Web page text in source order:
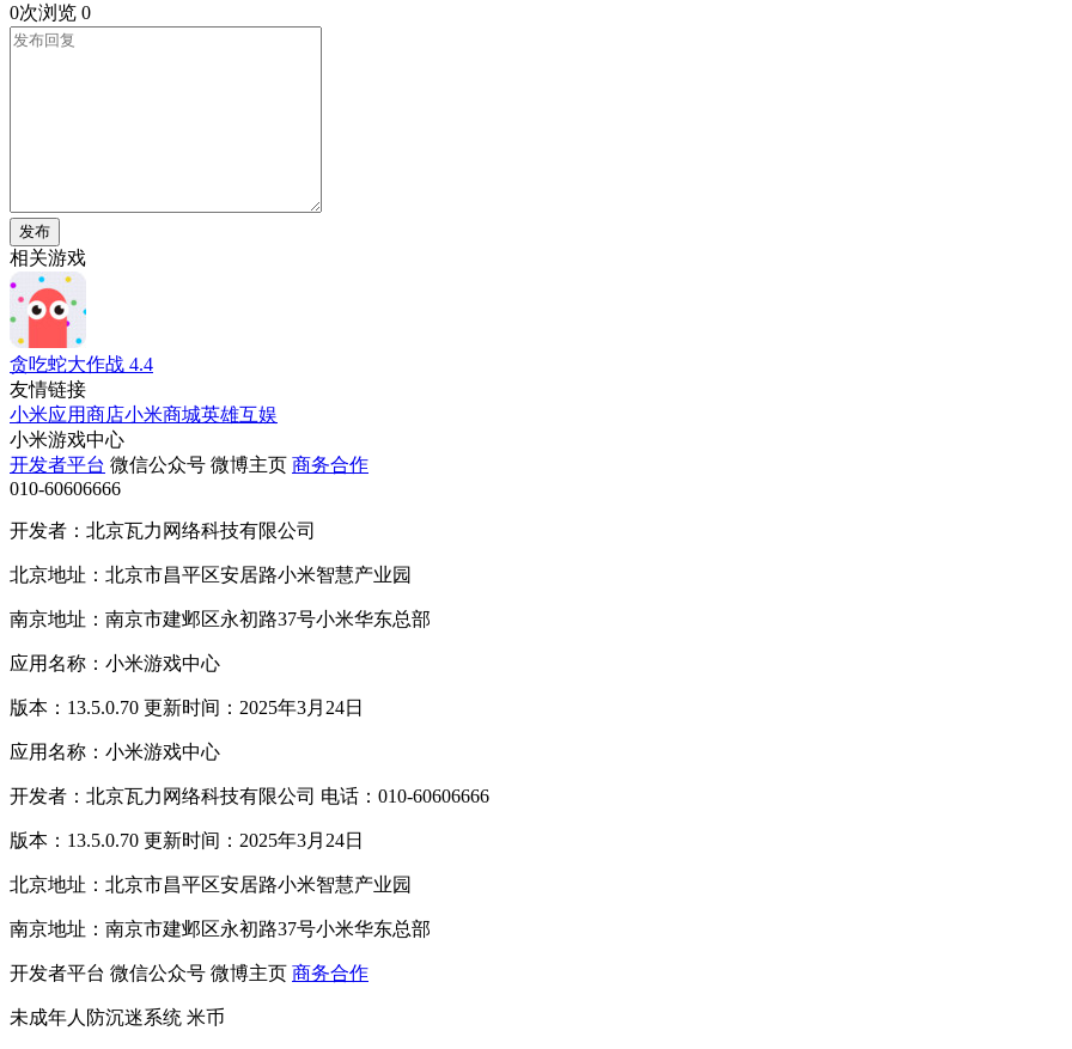
0次浏览 0
发布
相关游戏
贪吃蛇大作战 4.4
友情链接
小米应用商店小米商城英雄互娱
小米游戏中心
开发者平台 微信公众号 微博主页 商务合作
010-60606666
开发者：北京瓦力网络科技有限公司
北京地址：北京市昌平区安居路小米智慧产业园
南京地址：南京市建邺区永初路37号小米华东总部
应用名称：小米游戏中心
版本：13.5.0.70 更新时间：2025年3月24日
应用名称：小米游戏中心
开发者：北京瓦力网络科技有限公司 电话：010-60606666
版本：13.5.0.70 更新时间：2025年3月24日
北京地址：北京市昌平区安居路小米智慧产业园
南京地址：南京市建邺区永初路37号小米华东总部
开发者平台 微信公众号 微博主页 商务合作
未成年人防沉迷系统 米币